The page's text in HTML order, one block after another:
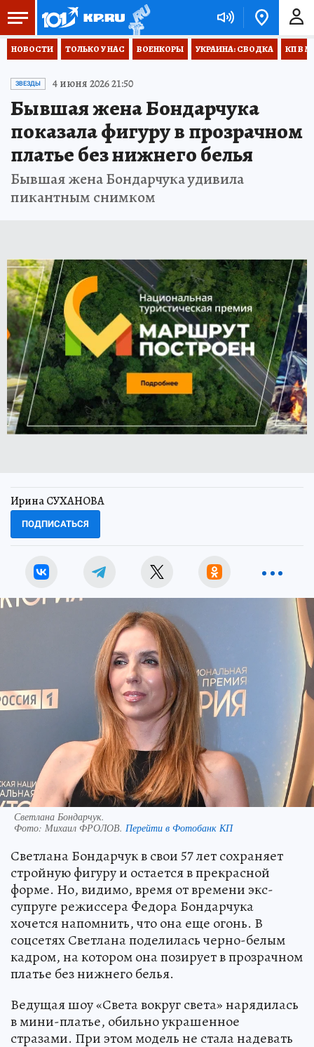
НОВОСТИ ТОЛЬКО У НАС ВОЕНКОРЫ УКРАИНА: СВОДКА КП В
ЗВЕЗДЫ 4 июня 2026 21:50
Бывшая жена Бондарчука
показала фигуру в прозрачном
платье без нижнего белья
Бывшая жена Бондарчука удивила
пикантным снимком
Ирина СУХАНОВА
ПОДПИСАТЬСЯ
Светлана Бондарчук.
Фото: Михаил ФРОЛОВ. Перейти в Фотобанк КП
Светлана Бондарчук в свои 57 лет сохраняет
стройную фигуру и остается в прекрасной
форме. Но, видимо, время от времени экс-
супруге режиссера Федора Бондарчука
хочется напомнить, что она еще огонь. В
соцсетях Светлана поделилась черно-белым
кадром, на котором она позирует в прозрачном
платье без нижнего белья.
Ведущая шоу «Света вокруг света» нарядилась
в мини-платье, обильно украшенное
стразами. При этом модель не стала надевать